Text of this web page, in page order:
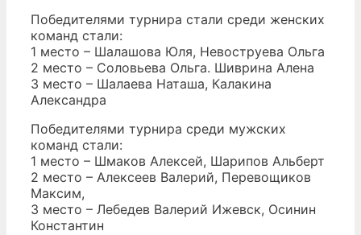
Победителями турнира стали среди женских
команд стали:
1 место – Шалашова Юля, Невоструева Ольга
2 место – Соловьева Ольга. Шиврина Алена
3 место – Шалаева Наташа, Калакина
Александра
Победителями турнира среди мужских
команд стали:
1 место – Шмаков Алексей, Шарипов Альберт
2 место – Алексеев Валерий, Перевощиков
Максим,
3 место – Лебедев Валерий Ижевск, Осинин
Константин